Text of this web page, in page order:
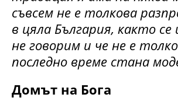
съвсем не е толкова
в цяла България, както се
не говорим и че не е
последно време стана
Домът на Бога